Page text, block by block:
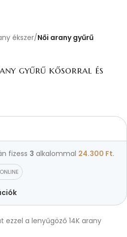
ékszer Női arany gyűrű
gyűrű kősorral és
fizess 3 alkalommal 24.300 Ft.
ezzel a lenyűgöző 14K arany